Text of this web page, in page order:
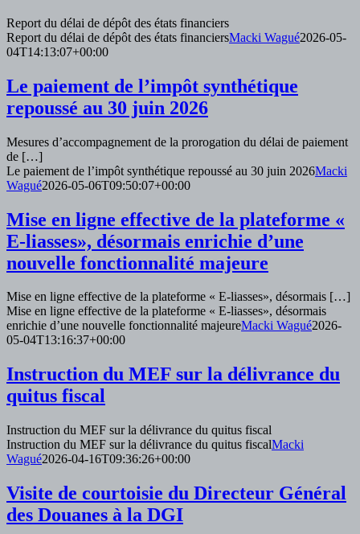
Report du délai de dépôt des états financiers
Report du délai de dépôt des états financiersMacki Wagué2026-05-
04T14:13:07+00:00
Le paiement de l’impôt synthétique
repoussé au 30 juin 2026
Mesures d’accompagnement de la prorogation du délai de paiement
de […]
Le paiement de l’impôt synthétique repoussé au 30 juin 2026Macki
Wagué2026-05-06T09:50:07+00:00
Mise en ligne effective de la plateforme «
E-liasses», désormais enrichie d’une
nouvelle fonctionnalité majeure
Mise en ligne effective de la plateforme « E-liasses», désormais […]
Mise en ligne effective de la plateforme « E-liasses», désormais
enrichie d’une nouvelle fonctionnalité majeureMacki Wagué2026-
05-04T13:16:37+00:00
Instruction du MEF sur la délivrance du
quitus fiscal
Instruction du MEF sur la délivrance du quitus fiscal
Instruction du MEF sur la délivrance du quitus fiscalMacki
Wagué2026-04-16T09:36:26+00:00
Visite de courtoisie du Directeur Général
des Douanes à la DGI